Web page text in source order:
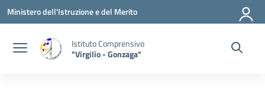
Vai ai contenuti
Vai al menu di navigazione
Vai al footer
Ministero dell'Istruzione e del Merito
Istituto Comprensivo
"Virgilio - Gonzaga"